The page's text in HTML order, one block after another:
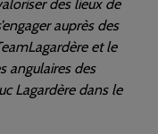
des lieux de
auprès des
et le
angulaires des
Lagardère dans le